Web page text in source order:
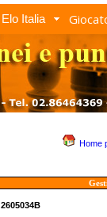
Elo Italia
Home
2605034B